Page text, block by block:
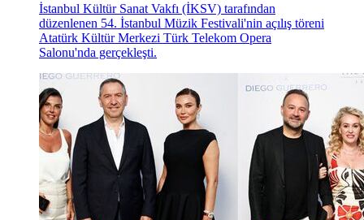
İstanbul Kültür Sanat Vakfı (İKSV) tarafından
düzenlenen 54. İstanbul Müzik Festivali'nin açılış töreni
Atatürk Kültür Merkezi Türk Telekom Opera
Salonu'nda gerçekleşti.